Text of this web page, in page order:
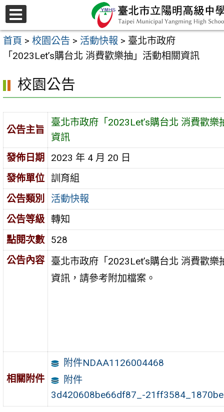
跳
至
主
容
區
選
單
首頁 > 校園公告 > 活動快報 > 臺北市政府
「2023Let’s購台北 消費歡樂抽」活動相關資訊
校園公告
公告主旨
臺北市政府「2023Let’s購台北 消費歡樂
資訊
發佈日期
2023 年 4 月 20 日
發佈單位 訓育組
公告類別
活動快報
公告等級 轉知
點閱次數
528
公告內容
臺北市政府「2023Let’s購台北 消費歡樂
資訊，請參考附加檔案。
相關附件
附件NDAA1126004468
附件
3d420608be66df87_-